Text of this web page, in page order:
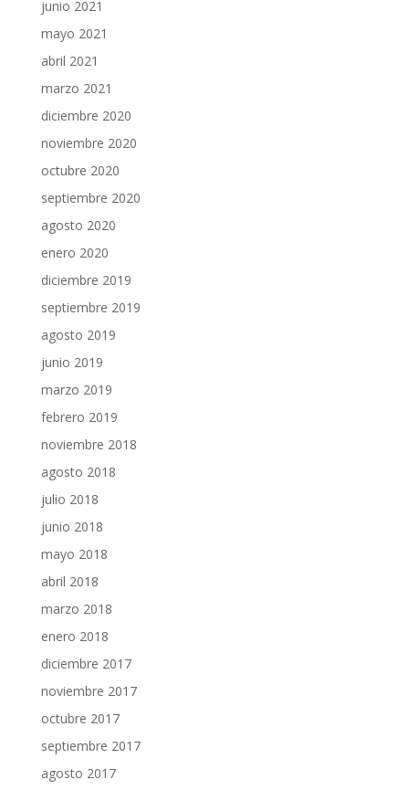
junio 2021
mayo 2021
abril 2021
marzo 2021
diciembre 2020
noviembre 2020
octubre 2020
septiembre 2020
agosto 2020
enero 2020
diciembre 2019
septiembre 2019
agosto 2019
junio 2019
marzo 2019
febrero 2019
noviembre 2018
agosto 2018
julio 2018
junio 2018
mayo 2018
abril 2018
marzo 2018
enero 2018
diciembre 2017
noviembre 2017
octubre 2017
septiembre 2017
agosto 2017